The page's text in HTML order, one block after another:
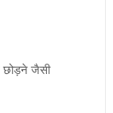
छोड़ने जैसी